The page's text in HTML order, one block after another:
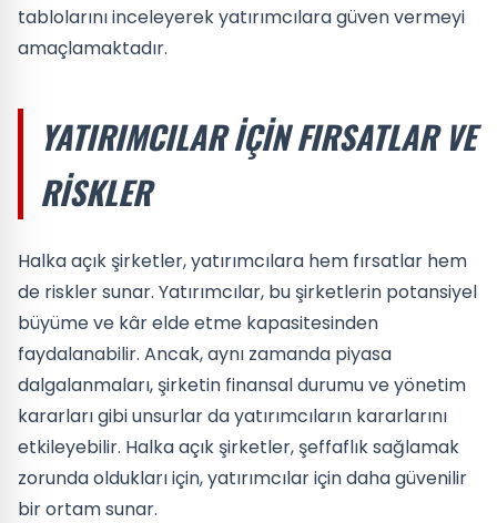
tablolarını inceleyerek yatırımcılara güven vermeyi
amaçlamaktadır.
YATIRIMCILAR İÇIN FIRSATLAR VE
RISKLER
Halka açık şirketler, yatırımcılara hem fırsatlar hem
de riskler sunar. Yatırımcılar, bu şirketlerin potansiyel
büyüme ve kâr elde etme kapasitesinden
faydalanabilir. Ancak, aynı zamanda piyasa
dalgalanmaları, şirketin finansal durumu ve yönetim
kararları gibi unsurlar da yatırımcıların kararlarını
etkileyebilir. Halka açık şirketler, şeffaflık sağlamak
zorunda oldukları için, yatırımcılar için daha güvenilir
bir ortam sunar.